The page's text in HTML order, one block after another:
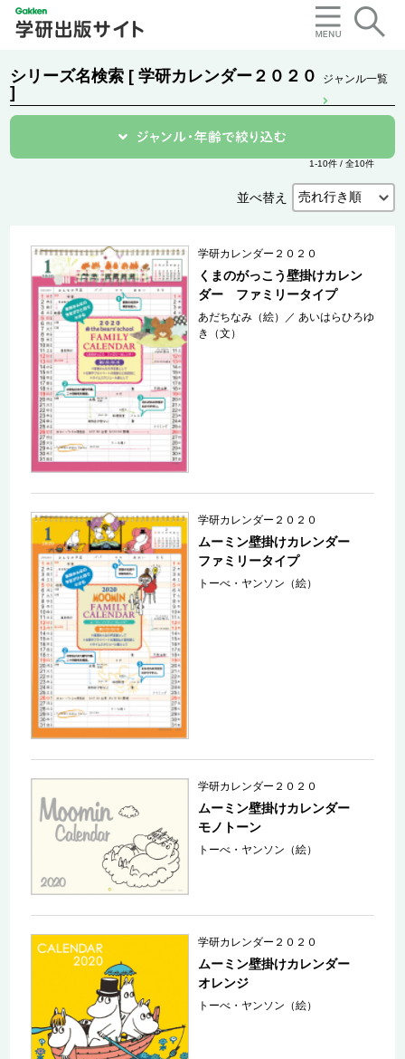
シリーズ名検索 [ 学研カレンダー２０２０
]
ジャンル一覧
1-10件 / 全10件
並べ替え
学研カレンダー２０２０
くまのがっこう壁掛けカレン
ダー ファミリータイプ
あだちなみ（絵） ／あいはらひろゆ
き（文）
学研カレンダー２０２０
ムーミン壁掛けカレンダー
ファミリータイプ
トーべ・ヤンソン（絵）
学研カレンダー２０２０
ムーミン壁掛けカレンダー
モノトーン
トーべ・ヤンソン（絵）
学研カレンダー２０２０
ムーミン壁掛けカレンダー
オレンジ
トーべ・ヤンソン（絵）